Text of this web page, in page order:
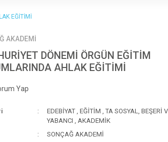
EĞİTİMİ
AKADEMİ
DÖNEMİ ÖRGÜN EĞİTİM
AHLAK EĞİTİMİ
Yap
EDEBİYAT , EĞİTİM , TA SOSYAL, BEŞERİ
YABANCI , AKADEMİK
SONÇAĞ AKADEMİ